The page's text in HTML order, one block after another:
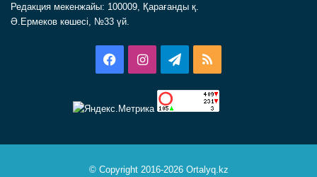
Редакция мекенжайы: 100009, Қарағанды қ.
Ә.Ермеков көшесі, №33 үй.
FacebookInstagramTelegram
© Copyright 2016-2026 Ortalyq.kz